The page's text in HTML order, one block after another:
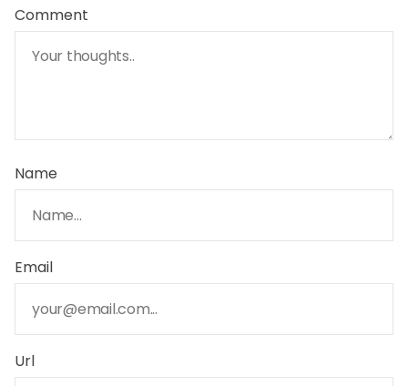
Comment
Name
Email
Url